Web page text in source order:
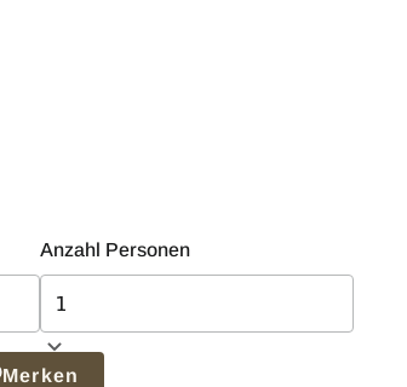
Anzahl Personen
Merken